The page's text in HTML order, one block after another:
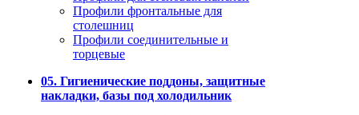
Профили фронтальные для
столешниц
Профили соединительные и
торцевые
05. Гигиенические поддоны, защитные
накладки, базы под холодильник